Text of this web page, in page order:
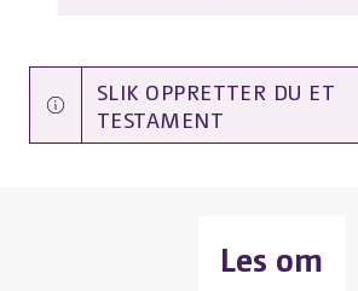
SLIK OPPRETTER DU ET
TESTAMENT
Les om